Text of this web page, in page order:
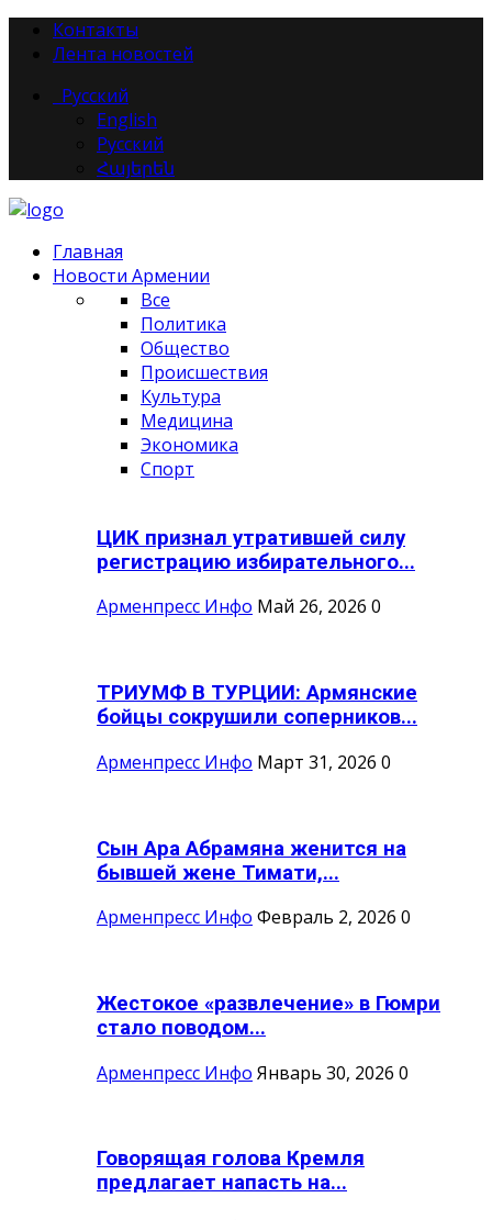
Контакты
Лента новостей
Русский
English
Русский
Հայերեն
Главная
Новости Армении
Все
Политика
Общество
Происшествия
Культура
Медицина
Экономика
Спорт
ЦИК признал утратившей силу
регистрацию избирательного...
Арменпресс Инфо Май 26, 2026 0
ТРИУМФ В ТУРЦИИ: Армянские
бойцы сокрушили соперников...
Арменпресс Инфо Март 31, 2026 0
Сын Ара Абрамяна женится на
бывшей жене Тимати,...
Арменпресс Инфо Февраль 2, 2026 0
Жестокое «развлечение» в Гюмри
стало поводом...
Арменпресс Инфо Январь 30, 2026 0
Говорящая голова Кремля
предлагает напасть на...